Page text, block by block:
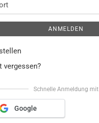
ANMELDEN
vergessen?
Schnelle Anmeldung mit